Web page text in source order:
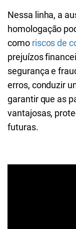
Nessa linha, a
homologação
como riscos de
prejuízos
segurança e
erros, conduzir
garantir que as
vantajosas,
futuras.